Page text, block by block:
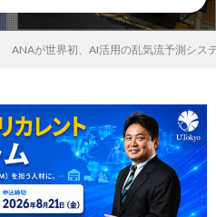
ANAが世界初、AI活用の乱気流予測シス